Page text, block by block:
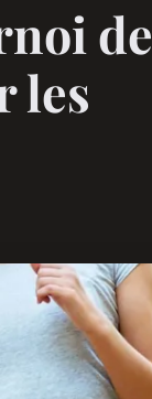
de
les